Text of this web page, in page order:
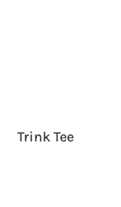
Trink Tee